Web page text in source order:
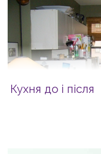
Кухня до і після